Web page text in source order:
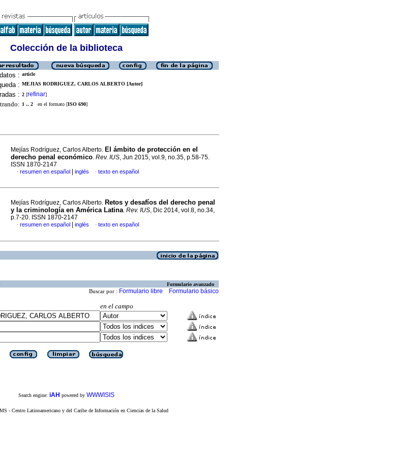
Colección de la biblioteca
: article
: MEJIAS RODRIGUEZ, CARLOS ALBERTO [Autor]
: 2 [refinar]
1 .. 2 en el formato [ISO 690]
Mejías Rodríguez, Carlos Alberto. El ámbito de protección en el
derecho penal económico. Rev. IUS, Jun 2015, vol.9, no.35, p.58-75.
ISSN 1870-2147
· resumen en español inglés · texto en español
Mejías Rodríguez, Carlos Alberto. Retos y desafíos del derecho penal
y la criminología en América Latina. Rev. IUS, Dic 2014, vol.8, no.34,
p.7-20. ISSN 1870-2147
· resumen en español inglés · texto en español
Formulario avanzado
Buscar por : Formulario libre Formulario básico
en el campo
Search engine: iAH powered by WWWISIS
- Centro Latinoamericano y del Caribe de Información en Ciencias de la Salud